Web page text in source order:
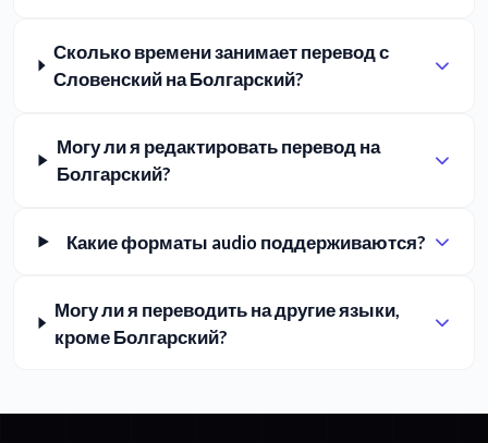
Сколько времени занимает перевод с
Словенский на Болгарский?
Могу ли я редактировать перевод на
Болгарский?
Какие форматы audio поддерживаются?
Могу ли я переводить на другие языки,
кроме Болгарский?